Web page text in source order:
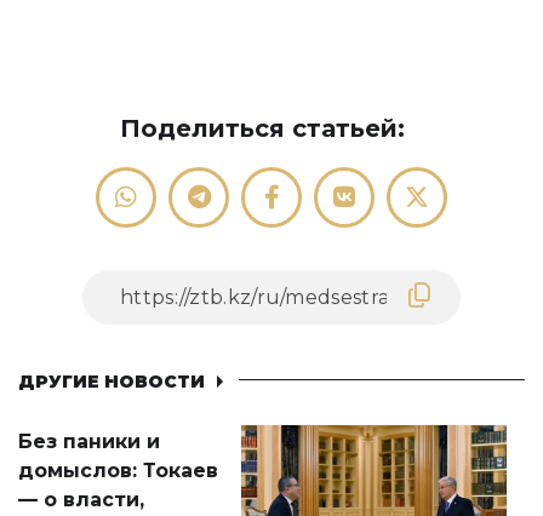
Поделиться статьей:
ДРУГИЕ НОВОСТИ
Без паники и
домыслов: Токаев
— о власти,